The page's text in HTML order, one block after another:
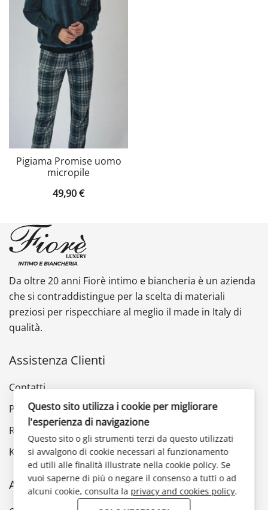
Pigiama Promise uomo
micropile
49,90€
Da oltre 20 anni Fiorè intimo e biancheria è un azienda
che si contraddistingue per la scelta di materiali
preziosi per rispecchiare al meglio il made in Italy di
qualità.
Assistenza Clienti
Contatti
Privacy Policy
Reso e rimborso
Klarna
Account
Questo sito utilizza i cookie per migliorare
l'esperienza di navigazione
Questo sito o gli strumenti terzi da questo utilizzati
si avvalgono di cookie necessari al funzionamento
ed utili alle finalità illustrate nella cookie policy. Se
vuoi saperne di più o negare il consenso a tutti o ad
alcuni cookie, consulta la privacy and cookies policy.